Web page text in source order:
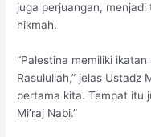
juga perjuangan,
hikmah.
“Palestina memiliki
Rasulullah,” jelas Ustadz
pertama kita. Tempat itu
Mi’raj Nabi.”